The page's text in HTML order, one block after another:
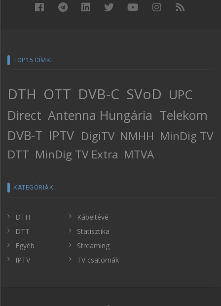
TOP15 CÍMKE
DTH OTT DVB-C SVoD UPC
Direct Antenna Hungária Telekom
DVB-T IPTV DigiTV NMHH MinDig TV
DTT MinDig TV Extra MTVA
KATEGÓRIÁK
DTH
DTT
Egyéb
IPTV
Kábeltévé
Statisztika
Streaming
TV csatornák